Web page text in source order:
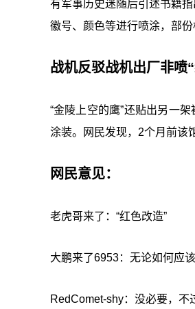
有军事历史迷随后引述书籍
徽号、颜色等进行喷涂，部
战机反驳战机出厂非喷
“金陵上空的鹰”还贴出另一
涂装。网民发现，2个月前该
网民意见：
老虎哥来了：“红色改造”
大鹏来了6953：无论如何应
RedComet-shy：没必要，